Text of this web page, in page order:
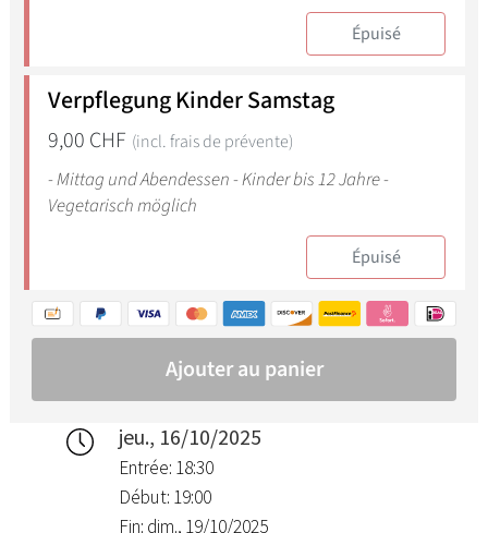
jeu., 16/10/2025
Entrée: 18:30
Début: 19:00
Fin: dim., 19/10/2025